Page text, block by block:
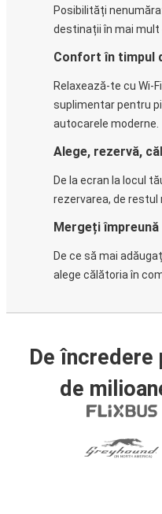
Posibilități
destinații în mai mult
Confort în timpul
Relaxează-te cu Wi-
suplimentar pentru
autocarele moderne.
Alege, rezervă,
De la ecran la locul
rezervarea, de restul
Mergeți împreună
De ce să mai
alege călătoria în
De încredere
de